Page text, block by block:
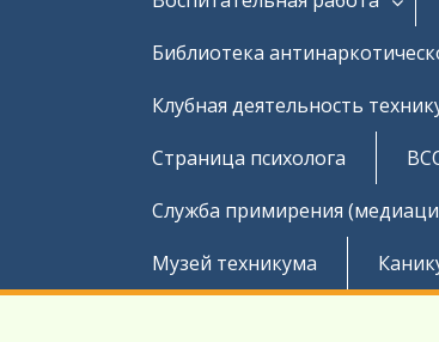
Библиотека
Клубная деятельность
Страница психолога
Служба примирения
Музей техникума